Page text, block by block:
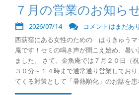
７月の営業のお知ら
2026/07/14
コメントはまだあ
西荻窪にある女性のための はりきゅう
庵です！セミの鳴き声が聞こえ始め、暑
ました。 さて、金魚庵では７月２０日（
３０分～１４時まで通常通り営業してお
てくる対策として「暑熱順化」のお話を患